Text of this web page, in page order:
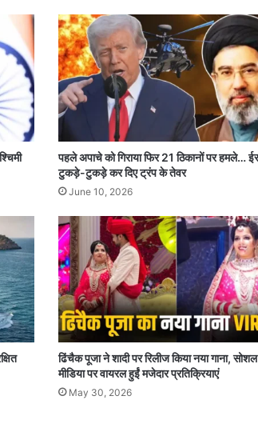
पहले अपाचे को गिराया फिर 21 ठिकानों पर हमले…
टुकड़े-टुकड़े कर दिए ट्रंप के तेवर
June 10, 2026
ढिंचैक पूजा ने शादी पर रिलीज किया नया गाना, सोशल
मीडिया पर वायरल हुईं मजेदार प्रतिक्रियाएं
May 30, 2026